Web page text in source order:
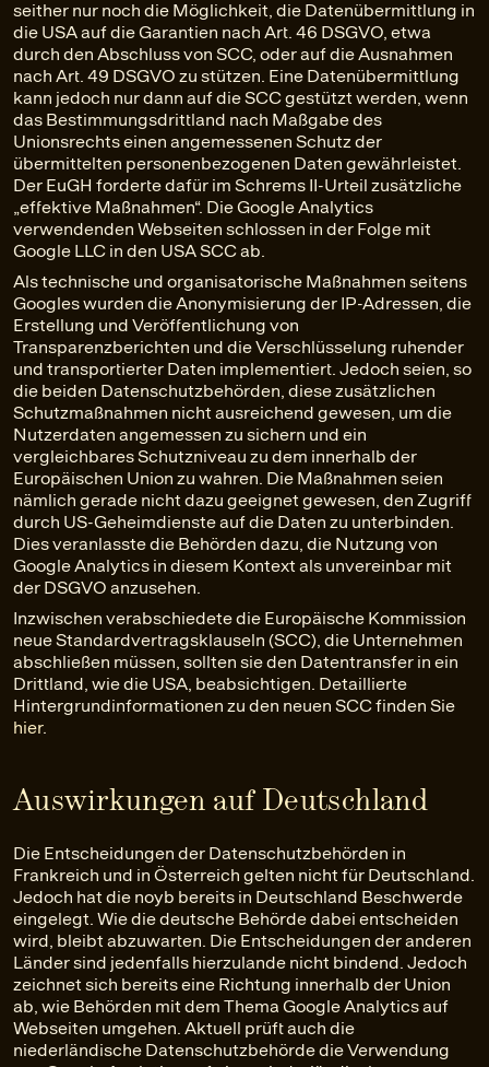
seither nur noch die Möglichkeit, die Datenübermittlung in
die USA auf die Garantien nach Art. 46 DSGVO, etwa
durch den Abschluss von SCC, oder auf die Ausnahmen
nach Art. 49 DSGVO zu stützen. Eine Datenübermittlung
kann jedoch nur dann auf die SCC gestützt werden, wenn
das Bestimmungsdrittland nach Maßgabe des
Unionsrechts einen angemessenen Schutz der
übermittelten personenbezogenen Daten gewährleistet.
Der EuGH forderte dafür im Schrems II-Urteil zusätzliche
„effektive Maßnahmen“. Die Google Analytics
verwendenden Webseiten schlossen in der Folge mit
Google LLC in den USA SCC ab.
Als technische und organisatorische Maßnahmen seitens
Googles wurden die Anonymisierung der IP-Adressen, die
Erstellung und Veröffentlichung von
Transparenzberichten und die Verschlüsselung ruhender
und transportierter Daten implementiert. Jedoch seien, so
die beiden Datenschutzbehörden, diese zusätzlichen
Schutzmaßnahmen nicht ausreichend gewesen, um die
Nutzerdaten angemessen zu sichern und ein
vergleichbares Schutzniveau zu dem innerhalb der
Europäischen Union zu wahren. Die Maßnahmen seien
nämlich gerade nicht dazu geeignet gewesen, den Zugriff
durch US-Geheimdienste auf die Daten zu unterbinden.
Dies veranlasste die Behörden dazu, die Nutzung von
Google Analytics in diesem Kontext als unvereinbar mit
der DSGVO anzusehen.
Inzwischen verabschiedete die Europäische Kommission
neue Standardvertragsklauseln (SCC), die Unternehmen
abschließen müssen, sollten sie den Datentransfer in ein
Drittland, wie die USA, beabsichtigen. Detaillierte
Hintergrundinformationen zu den neuen SCC finden Sie
hier.
Auswirkungen auf Deutschland
Die Entscheidungen der Datenschutzbehörden in
Frankreich und in Österreich gelten nicht für Deutschland.
Jedoch hat die noyb bereits in Deutschland Beschwerde
eingelegt. Wie die deutsche Behörde dabei entscheiden
wird, bleibt abzuwarten. Die Entscheidungen der anderen
Länder sind jedenfalls hierzulande nicht bindend. Jedoch
zeichnet sich bereits eine Richtung innerhalb der Union
ab, wie Behörden mit dem Thema Google Analytics auf
Webseiten umgehen. Aktuell prüft auch die
niederländische Datenschutzbehörde die Verwendung